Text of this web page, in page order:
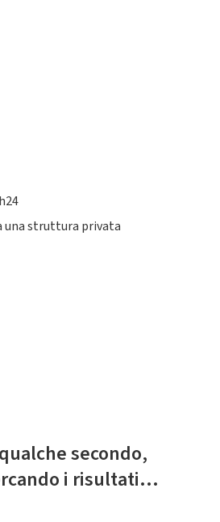
una struttura privata
secondo,
i risultati...